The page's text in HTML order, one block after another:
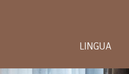
LINGUA